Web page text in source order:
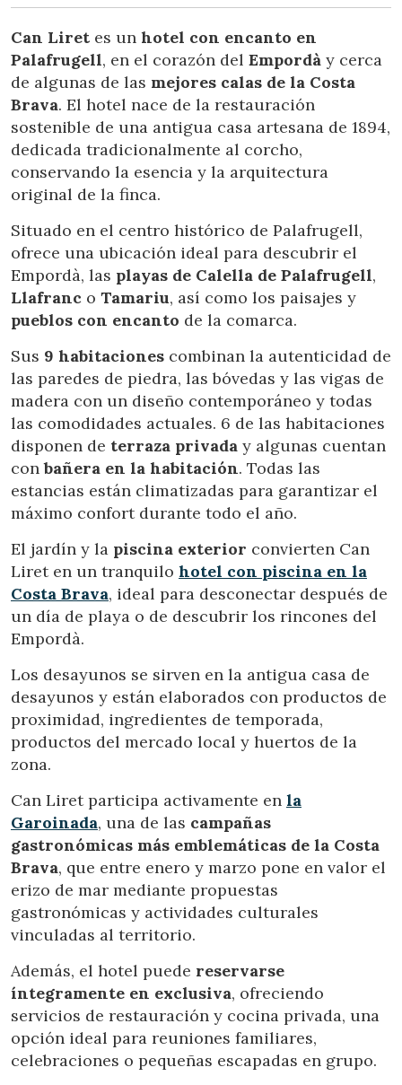
Can Liret es un hotel con encanto en
Palafrugell, en el corazón del Empordà y cerca
de algunas de las mejores calas de la Costa
Brava. El hotel nace de la restauración
sostenible de una antigua casa artesana de 1894,
dedicada tradicionalmente al corcho,
conservando la esencia y la arquitectura
original de la finca.
Situado en el centro histórico de Palafrugell,
ofrece una ubicación ideal para descubrir el
Empordà, las playas de Calella de Palafrugell,
Llafranc o Tamariu, así como los paisajes y
pueblos con encanto de la comarca.
Sus 9 habitaciones combinan la autenticidad de
las paredes de piedra, las bóvedas y las vigas de
madera con un diseño contemporáneo y todas
las comodidades actuales. 6 de las habitaciones
disponen de terraza privada y algunas cuentan
conbañera en la habitación. Todas las
estancias están climatizadas para garantizar el
máximo confort durante todo el año.
El jardín y la piscina exterior convierten Can
Liret en un tranquilo hotel con piscina en la
Costa Brava, ideal para desconectar después de
un día de playa o de descubrir los rincones del
Empordà.
Los desayunos se sirven en la antigua casa de
desayunos y están elaborados con productos de
proximidad, ingredientes de temporada,
productos del mercado local y huertos de la
zona.
Can Liret participa activamente en la
Garoinada, una de las campañas
gastronómicas más emblemáticas de la Costa
Brava, que entre enero y marzo pone en valor el
erizo de mar mediante propuestas
gastronómicas y actividades culturales
vinculadas al territorio.
Además, el hotel puede reservarse
íntegramente en exclusiva, ofreciendo
servicios de restauración y cocina privada, una
opción ideal para reuniones familiares,
celebraciones o pequeñas escapadas en grupo.
Modificar cookies
Técnicas y funcionales
Siempre activas
Este sitio web utiliza Cookies propias para recopilar
información con la finalidad de mejorar nuestros servicios.
instalación de las mismas. El usuario tiene la posibilidad
de configurar su navegador pudiendo, si así lo desea,
impedir que sean instaladas en su disco duro, aunque
deberá tener en cuenta que dicha acción podrá ocasionar
dificultades de navegación de la página web.
Analíticas y personalización
Permiten realizar el seguimiento y análisis del
comportamiento de los usuarios de este sitio web. La
información recogida mediante este tipo de cookies se
utiliza en la medición de la actividad de la web para la
elaboración de perfiles de navegación de los usuarios con
el fin de introducir mejoras en función del análisis de los
datos de uso que hacen los usuarios del servicio. Permiten
mejorar la calidad de nuestros servicios y para ofrecer una
mejor experiencia a través de productos recomendados.
Estas cookies son utilizadas para almacenar información
sobre las preferencias y elecciones personales del usuario
a través de la observación continuada de sus hábitos de
navegación. Gracias a ellas, podemos conocer los hábitos
relacionada con el perfil de navegación del usuario.